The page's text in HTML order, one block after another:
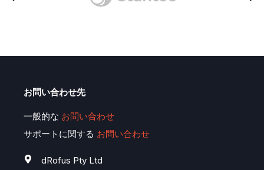
お問い合わせ先
一般的な お問い合わせ
サポートに関する お問い合わせ
dRofus Pty Ltd